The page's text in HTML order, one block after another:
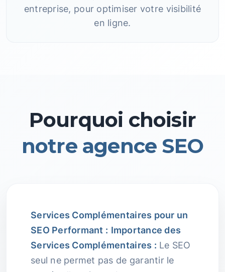
entreprise, pour optimiser votre visibilité
en ligne.
Pourquoi choisir
notre agence SEO
Services Complémentaires pour un
SEO Performant : Importance des
Services Complémentaires : Le SEO
seul ne permet pas de garantir le